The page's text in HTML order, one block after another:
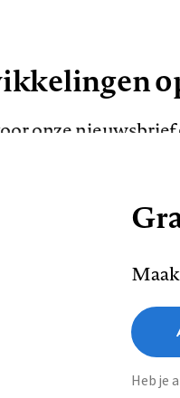
onze
Functionele cookies
Analytische cookies
Heb je